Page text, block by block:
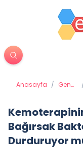
Anasayfa / Genel
Bağırsak
Durduruyor